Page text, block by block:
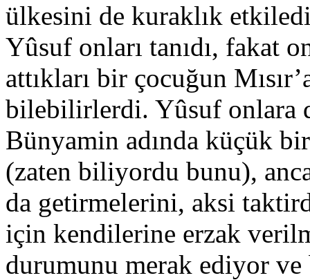
ülkesini de kuraklık
Yûsuf onları tanıdı, fakat
attıkları bir çocuğun
bilebilirlerdi. Yûsuf onlara
Bünyamin adında küçük
(zaten biliyordu bunu),
da getirmelerini, aksi
için kendilerine erzak
durumunu merak ediyor